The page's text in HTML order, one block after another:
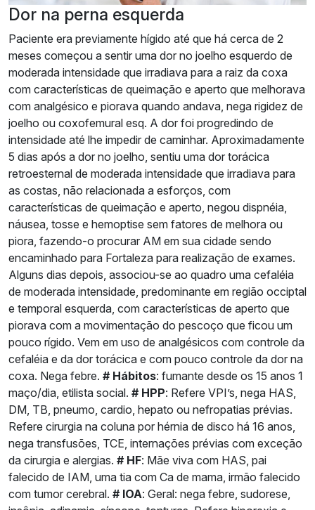
Dor na perna esquerda
Paciente era previamente hígido até que há cerca de 2
meses começou a sentir uma dor no joelho esquerdo de
moderada intensidade que irradiava para a raiz da coxa
com características de queimação e aperto que melhorava
com analgésico e piorava quando andava, nega rigidez de
joelho ou coxofemural esq. A dor foi progredindo de
intensidade até lhe impedir de caminhar. Aproximadamente
5 dias após a dor no joelho, sentiu uma dor torácica
retroesternal de moderada intensidade que irradiava para
as costas, não relacionada a esforços, com
características de queimação e aperto, negou dispnéia,
náusea, tosse e hemoptise sem fatores de melhora ou
piora, fazendo-o procurar AM em sua cidade sendo
encaminhado para Fortaleza para realização de exames.
Alguns dias depois, associou-se ao quadro uma cefaléia
de moderada intensidade, predominante em região occiptal
e temporal esquerda, com características de aperto que
piorava com a movimentação do pescoço que ficou um
pouco rígido. Vem em uso de analgésicos com controle da
cefaléia e da dor torácica e com pouco controle da dor na
coxa. Nega febre. # Hábitos: fumante desde os 15 anos 1
maço/dia, etilista social. # HPP: Refere VPI’s, nega HAS,
DM, TB, pneumo, cardio, hepato ou nefropatias prévias.
Refere cirurgia na coluna por hérnia de disco há 16 anos,
nega transfusões, TCE, internações prévias com exceção
da cirurgia e alergias. # HF: Mãe viva com HAS, pai
falecido de IAM, uma tia com Ca de mama, irmão falecido
com tumor cerebral. # IOA: Geral: nega febre, sudorese,